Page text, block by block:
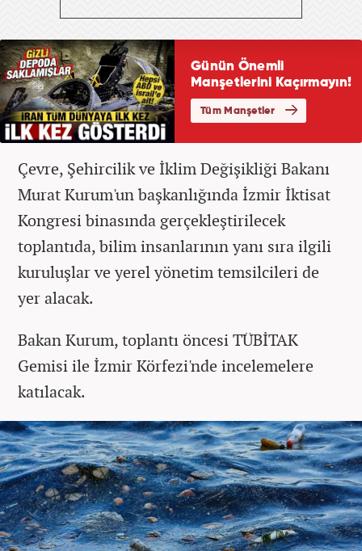
Çevre, Şehircilik ve İklim Değişikliği Bakanı
Murat Kurum'un başkanlığında İzmir İktisat
Kongresi binasında gerçekleştirilecek
toplantıda, bilim insanlarının yanı sıra ilgili
kuruluşlar ve yerel yönetim temsilcileri de
yer alacak.
Bakan Kurum, toplantı öncesi TÜBİTAK
Gemisi ile İzmir Körfezi'nde incelemelere
katılacak.